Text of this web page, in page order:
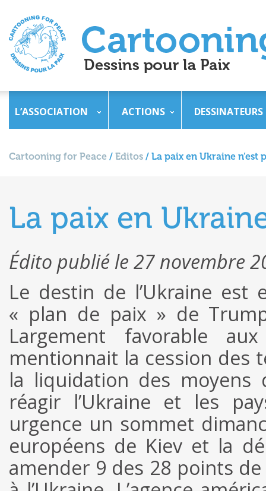
L’ASSOCIATION ACTIONS DESSINATEURS
Cartooning for Peace / Editos / La paix en Ukraine n’est
La paix en
Édito publié le 27 novembre
Le destin de l’Ukraine
« plan de paix » de
Largement favorable
mentionnait la cession des
la liquidation des moyens
réagir l’Ukraine et les
urgence un sommet
européens de Kiev et la
amender 9 des 28 points